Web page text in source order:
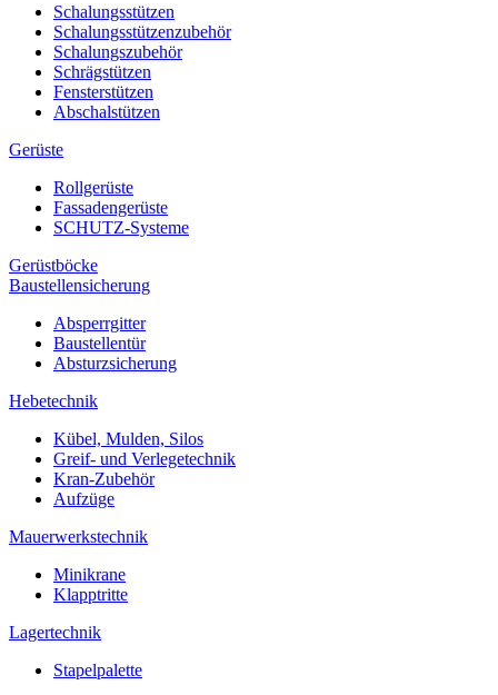
Schalungsstützen
Schalungsstützenzubehör
Schalungszubehör
Schrägstützen
Fensterstützen
Abschalstützen
Gerüste
Rollgerüste
Fassadengerüste
SCHUTZ-Systeme
Gerüstböcke
Baustellensicherung
Absperrgitter
Baustellentür
Absturzsicherung
Hebetechnik
Kübel, Mulden, Silos
Greif- und Verlegetechnik
Kran-Zubehör
Aufzüge
Mauerwerkstechnik
Minikrane
Klapptritte
Lagertechnik
Stapelpalette